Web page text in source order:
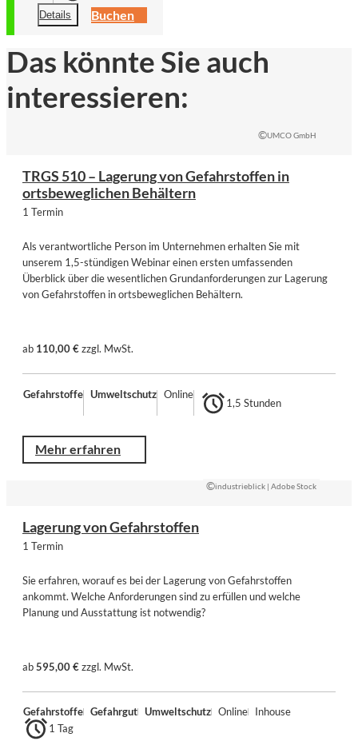
Details Buchen
Das könnte Sie auch
interessieren:
©UMCO GmbH
TRGS 510 – Lagerung von Gefahrstoffen in
ortsbeweglichen Behältern
1 Termin
Als verantwortliche Person im Unternehmen erhalten Sie mit
unserem 1,5-stündigen Webinar einen ersten umfassenden
Überblick über die wesentlichen Grundanforderungen zur Lagerung
von Gefahrstoffen in ortsbeweglichen Behältern.
ab 110,00 €zzgl. MwSt.
Gefahrstoffe Umweltschutz Online
1,5 Stunden
Mehr erfahren
©industrieblick | Adobe Stock
Lagerung von Gefahrstoffen
1 Termin
Sie erfahren, worauf es bei der Lagerung von Gefahrstoffen
ankommt. Welche Anforderungen sind zu erfüllen und welche
Planung und Ausstattung ist notwendig?
ab595,00 €zzgl. MwSt.
Gefahrstoffe Gefahrgut Umweltschutz Online
Inhouse
1 Tag